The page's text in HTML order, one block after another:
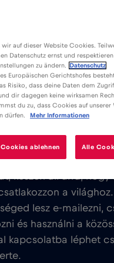
Leírás
telepíthető Red
mobilinternetet
számítunk fel
készen áll arra,
a világhoz.
lesz e-mailezni,
és használni a
kapcsolatba léphet
auf dieser Website Cookies.
Datenschutz ernst und
zu ändern.
Datenschutz
Europäischen Gerichtshofes
Risiko, dass deine Daten dem
dir dagegen keine wirksamen
du zu, dass Cookies auf unserer
dürfen.
Mehr Informationen
ablehnen Alle